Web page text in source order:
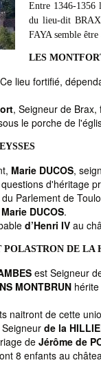
Entre 1346-1356
du lieu-dit
FAYA semble
LES
lieu fortifié,
, Seigneur de
le porche de
Marie DUCOS,
d'héritage
Parlement de
Marie DUCOS.
d’Henri IVau
POLASTRON DE LA
est Seigneur
MONTBRUNhérite
naitront de cette
de la
de Jérôme de
8 enfants au